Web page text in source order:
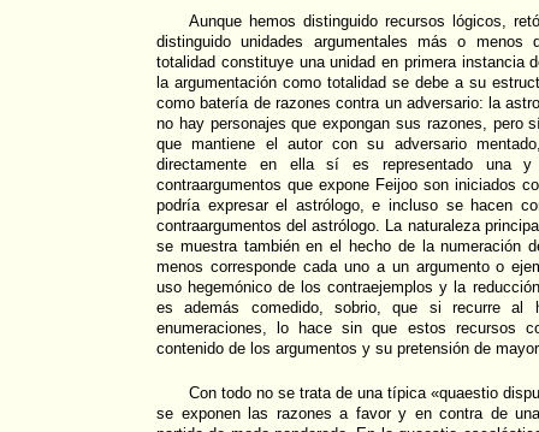
Aunque hemos distinguido recursos lógicos,
distinguido unidades argumentales más o
totalidad constituye una unidad en primera instancia
la argumentación como totalidad se debe a su
como batería de razones contra un adversario: la
no hay personajes que expongan sus razones, pero
que mantiene el autor con su adversario
directamente en ella sí es representado una
contraargumentos que expone Feijoo son iniciados
podría expresar el astrólogo, e incluso se hacen
contraargumentos del astrólogo. La naturaleza
se muestra también en el hecho de la numeración
menos corresponde cada uno a un argumento o
uso hegemónico de los contraejemplos y la
es además comedido, sobrio, que si recurre al
enumeraciones, lo hace sin que estos recursos
contenido de los argumentos y su pretensión de
Con todo no se trata de una típica «quaestio
se exponen las razones a favor y en contra de